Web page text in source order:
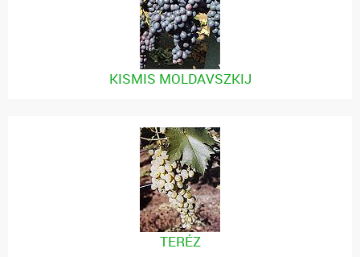
KISMIS MOLDAVSZKIJ
TERÉZ